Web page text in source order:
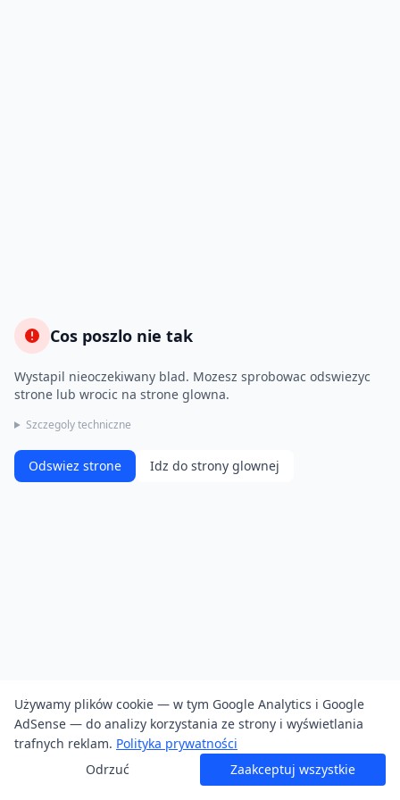
Cos poszlo nie tak
Wystapil nieoczekiwany blad. Mozesz sprobowac odswiezyc
strone lub wrocic na strone glowna.
Szczegoly techniczne
Odswiez strone Idz do strony glownej
Używamy plików cookie — w tym Google Analytics i Google
AdSense — do analizy korzystania ze strony i wyświetlania
trafnych reklam. Polityka prywatności
Odrzuć
Zaakceptuj wszystkie